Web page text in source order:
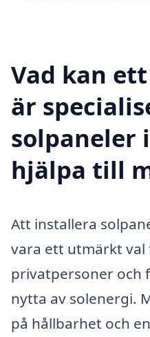
Vad kan
är
solpaneler
hjälpa till
Att installera
vara ett utmärkt val
privatpersoner och
nytta av solenergi.
på hållbarhet och